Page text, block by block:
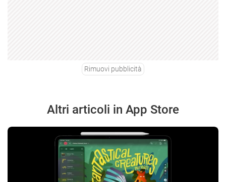
Rimuovi pubblicità
Altri articoli in App Store